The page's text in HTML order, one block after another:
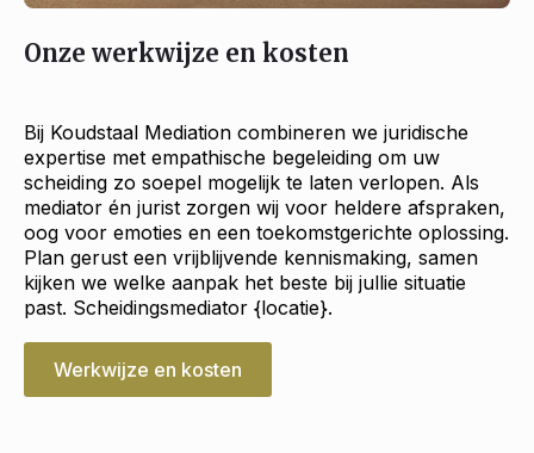
Onze werkwijze en kosten
Bij Koudstaal Mediation combineren we juridische
expertise met empathische begeleiding om uw
scheiding zo soepel mogelijk te laten verlopen. Als
mediator én jurist zorgen wij voor heldere afspraken,
oog voor emoties en een toekomstgerichte oplossing.
Plan gerust een vrijblijvende kennismaking, samen
kijken we welke aanpak het beste bij jullie situatie
past. Scheidingsmediator {locatie}.
Werkwijze en kosten